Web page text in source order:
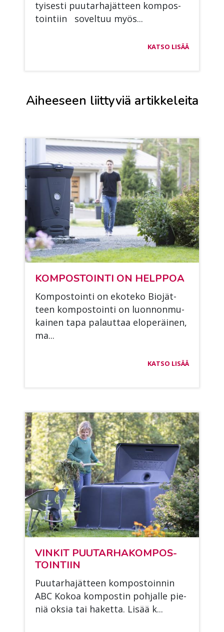
tyi­ses­ti puu­tar­ha­jät­teen kom­pos­
toin­tiin so­vel­tuu myös...
KATSO LISÄÄ
Aiheeseen liittyviä artikkeleita
KOM­POS­TOIN­TI ON HELP­POA
Kom­pos­toin­ti on eko­te­ko Bio­jät­
teen kom­pos­toin­ti on luon­non­mu­
kai­nen tapa pa­laut­taa elo­pe­räi­nen,
ma...
KATSO LISÄÄ
VIN­KIT PUU­TAR­HA­KOM­POS­
TOIN­TIIN
Puu­tar­ha­jät­teen kom­pos­toin­nin
ABC Ko­koa kom­pos­tin poh­jal­le pie­
niä ok­sia tai ha­ket­ta. Li­sää k...